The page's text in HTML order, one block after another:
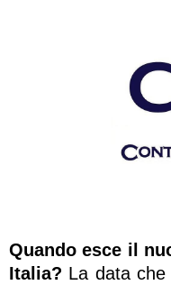
Quando esce il
Italia? La data